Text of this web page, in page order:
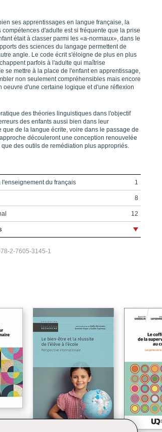
ses apprentissages en langue française, la
d'adulte est si fréquente que la prise
était à classer parmi les «a-normaux», dans le
des sciences du langage permettent de
angle. Le code écrit s'éloigne de plus en plus
parfois à l'adulte qui maîtrise
se mettre à la place de l'enfant en apprentissage,
non seulement compréhensibles mais encore
oeuvre d'une certaine logique et d'une réflexion
des théories linguistiques dans l'objectif
des enfants aussi bien dans leur
de la langue écrite, voire dans le passage de
découleront une conception renouvelée
des outils de remédiation plus appropriés.
du français 1
8
12
14
2-7605-3145-1